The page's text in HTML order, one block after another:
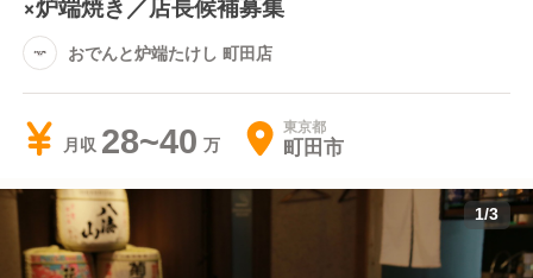
×炉端焼き／店長候補募集
おでんと炉端たけし 町田店
月収 28~40 東京都
町田市
1/3